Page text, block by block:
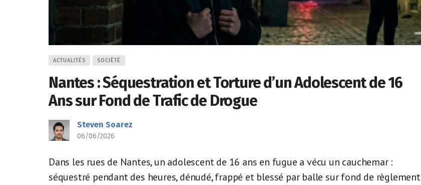
ACTUALITÉS SOCIÉTÉ
Nantes : Séquestration et Torture d’un Adolescent de 16
Ans sur Fond de Trafic de Drogue
Steven Soarez
06/06/2026
Dans les rues de Nantes, un adolescent de 16 ans en fugue a vécu un cauchemar :
séquestré pendant des heures, dénudé, frappé et blessé par balle sur fond de règlement